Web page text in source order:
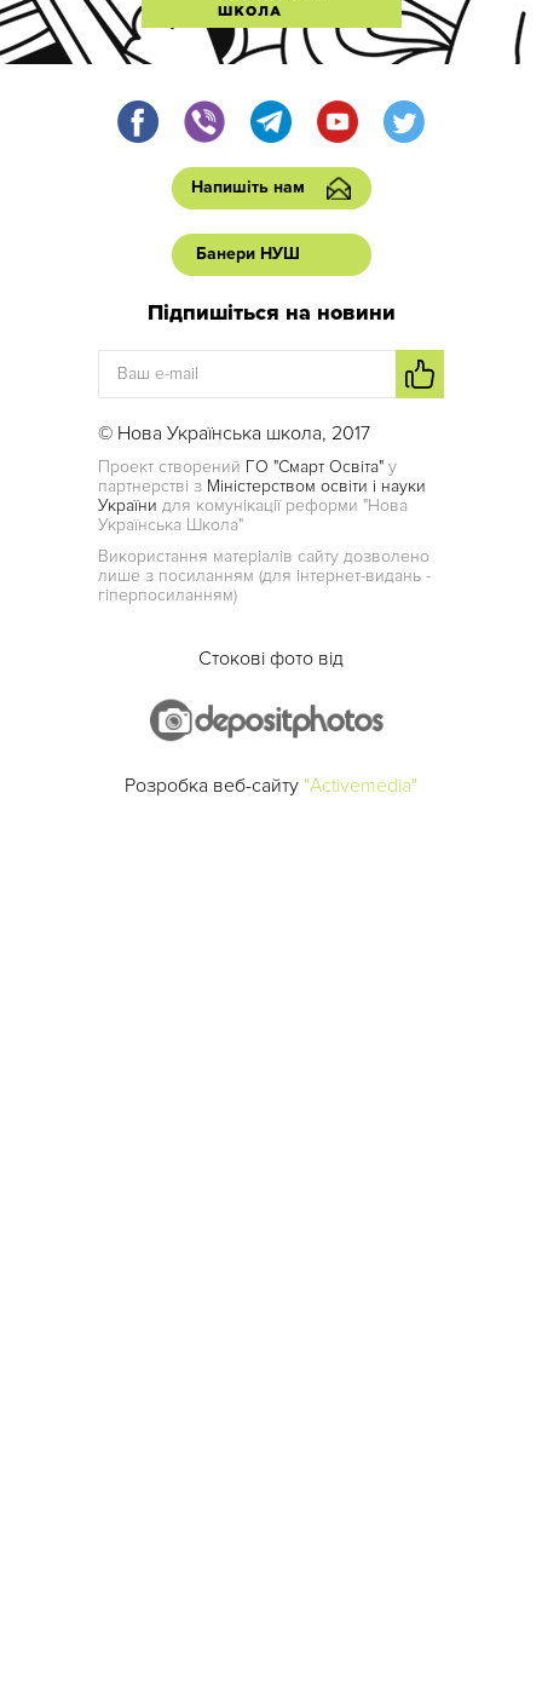
Напишіть нам
Банери НУШ
Підпишіться на новини
© Нова Українська школа, 2017
Проект створений ГО "Смарт Освіта" у
партнерстві з Міністерством освіти і науки
України для комунікації реформи "Нова
Українська Школа"
Використання матеріалів сайту дозволено
лише з посиланням (для інтернет-видань -
гіперпосиланням)
Стокові фото від
Розробка веб-сайту "Activemedia"